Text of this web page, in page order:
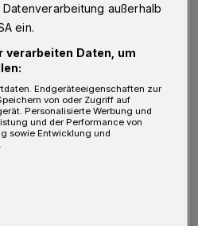
errichten die WSW Wuppertals
Anlage Siebeneick wird
großen Fläche
gehört. Die
beträgt 3,2 Megawatt
Datenverarbeitung außerhalb
ein.
verarbeiten Daten, um
Endgeräteeigenschaften zur
von oder Zugriff auf
Personalisierte Werbung und
und der Performance von
sowie Entwicklung und